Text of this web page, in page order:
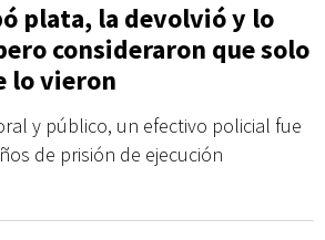
plata, la devolvió y lo
consideraron que solo
lo vieron
y público, un efectivo policial fue
de prisión de ejecución